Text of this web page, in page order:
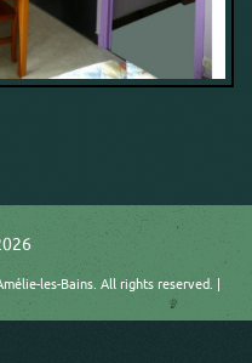
les-Bains. All rights reserved. |